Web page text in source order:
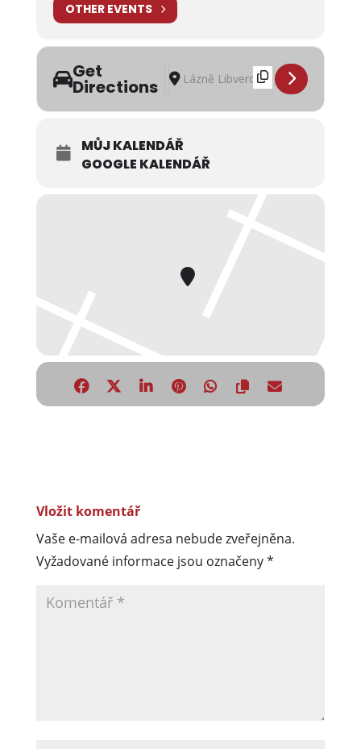
OTHER EVENTS
Get
Directions
Address - Pálení čarodějnic v
Destination Address - Pálení
MŮJ KALENDÁŘ
GOOGLE KALENDÁŘ
Vložit komentář
Vaše e-mailová adresa nebude zveřejněna.
Vyžadované informace jsou označeny*